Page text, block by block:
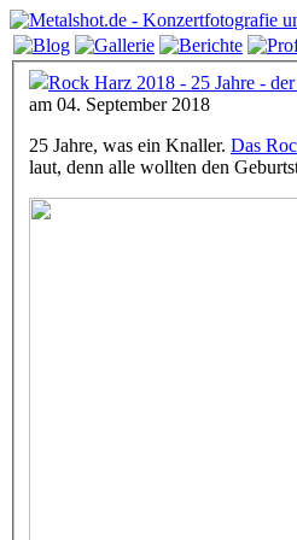
Rock Harz 2018 - 25 Jahre -
am 04. September 2018
25 Jahre, was ein Knaller. Das
laut, denn alle wollten den